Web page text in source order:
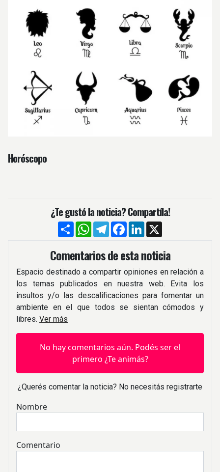
Horóscopo
¿Te gustó la noticia? Compartíla!
CompartirWhatsApp
TelegramFacebook
LinkedIn
Comentarios de esta noticia
Espacio destinado a compartir opiniones en relación a
los temas publicados en nuestra web. Evita los
insultos y/o las descalificaciones para fomentar un
ambiente en el que todos se sientan cómodos y
libres. Ver más
No hay comentarios aún. Podés ser el
primero ¿Te animás?
¿Querés comentar la noticia? No necesitás registrarte
Nombre
Comentario